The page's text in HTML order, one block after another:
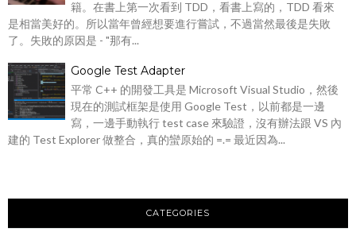
籍。在書上第一次看到 TDD，看書上寫的，TDD 看來
是相當美好的。所以當年曾經想要進行嘗試，不過當然最後是失敗
了。失敗的原因是 - "那有...
Google Test Adapter
平常 C++ 的開發工具是 Microsoft Visual Studio，然後
現在的測試框架是使用 Google Test，以前都是一邊
寫，一邊手動執行 test case 來驗證，沒有辦法跟 VS 內
建的 Test Explorer 做整合，真的蠻原始的 =.= 最近因為...
CATEGORIES